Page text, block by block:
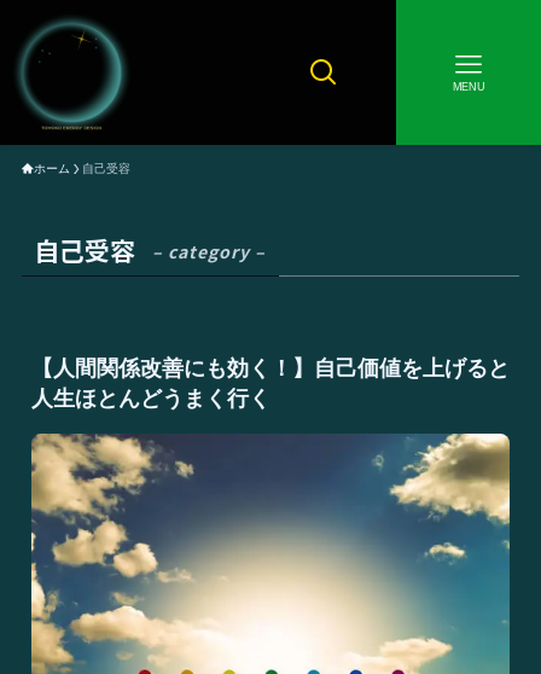
MENU
ホーム 自己受容
自己受容 – category –
【人間関係改善にも効く！】自己価値を上げると
人生ほとんどうまく行く